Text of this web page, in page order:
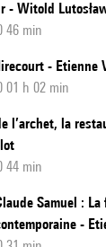
- Witold
46 min
- Etienne
01 h 02 min
l’archet, la
44 min
Samuel :
-